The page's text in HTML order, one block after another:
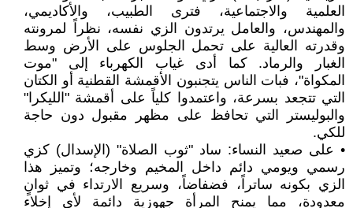
العلمية والاجتماعية، فترى الطبيب، والأكاديمي،
والمهندس، والعامل يرتدون الزي نفسه، نظراً لمرونته
وقدرته العالية على تحمل الجلوس على الأرض وسط
الغبار والرماد. كما أدى غياب الكهرباء إلى "موت
المكواة"، فبات الناس يتجنبون الأقمشة القطنية أو الكتان
التي تتجعد بسرعة، واعتمدوا كلياً على أقمشة "الليكرا"
والبوليستر التي تحافظ على مظهر مقبول دون حاجة
للكي.
• على صعيد النساء: ساد "ثوب الصلاة" (الإسدال) كزي
رسمي ويومي دائم داخل المخيم وخارجه؛ وتميز هذا
الزي بكونه ساتراً، فضفاضاً، وسريع الارتداء في ثوانٍ
معدودة، مما يمنح المرأة جهوزية دائمة لأي إخلاء